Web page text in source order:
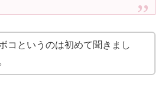
コというのは初めて聞きまし